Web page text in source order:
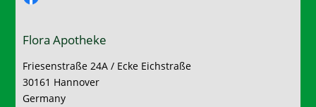
Flora Apotheke
Friesenstraße 24A / Ecke Eichstraße
30161 Hannover
Germany